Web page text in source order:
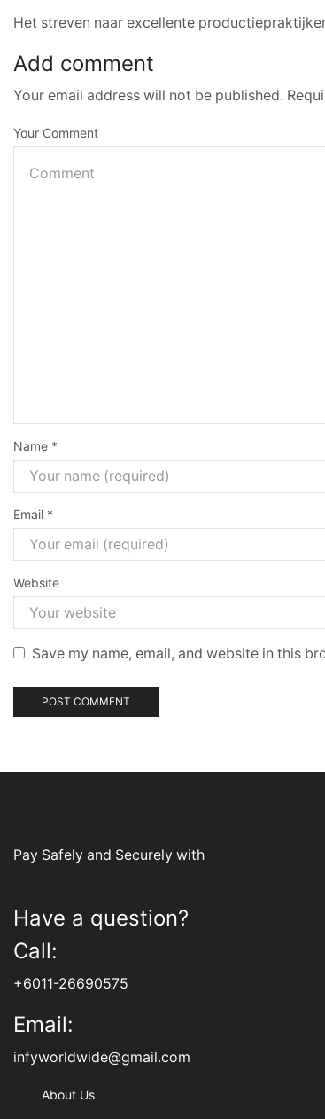
Het streven naar excellente
Add comment
Your email address will not be published.
Your Comment
Name *
Email *
Website
Save my name, email, and website in this
Pay Safely and Securely with
Have a question?
Call:
+6011-26690575
Email:
infyworldwide@gmail.com
About Us